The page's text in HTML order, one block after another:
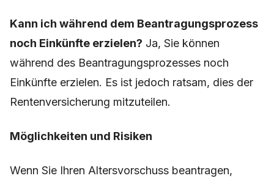
Kann ich während dem Beantragungsprozess
noch Einkünfte erzielen? Ja, Sie können
während des Beantragungsprozesses noch
Einkünfte erzielen. Es ist jedoch ratsam, dies der
Rentenversicherung mitzuteilen.
Möglichkeiten und Risiken
Wenn Sie Ihren Altersvorschuss beantragen,